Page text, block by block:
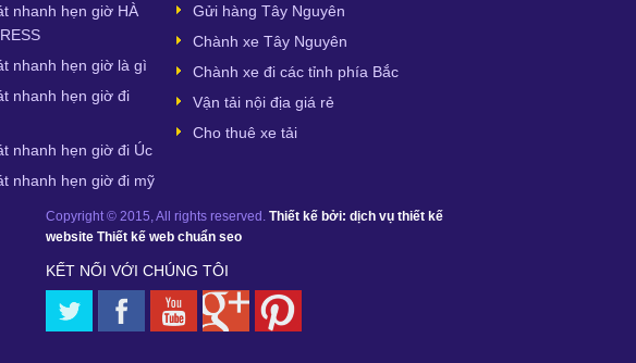
nhanh hẹn giờ HÀ
nhanh hẹn giờ là gì
nhanh hẹn giờ đi
nhanh hẹn giờ đi Úc
nhanh hẹn giờ đi mỹ
Gửi hàng Tây Nguyên
Chành xe Tây Nguyên
Chành xe đi các tỉnh phía Bắc
Vận tải nội địa giá rẻ
Cho thuê xe tải
Copyright © 2015, All rights reserved. Thiết kế bởi: dịch vụ thiết kế
website Thiết kế web chuẩn seo
KẾT NỐI VỚI CHÚNG TÔI